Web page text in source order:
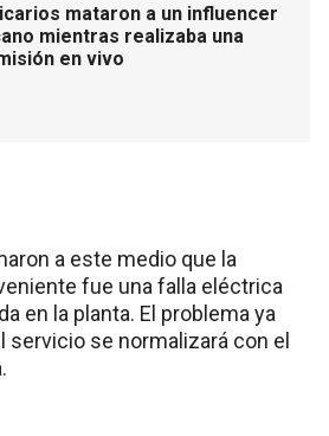
mataron a un influencer
mientras realizaba una
en vivo
a este medio que la
fue una falla eléctrica
en la planta. El problema ya
servicio se normalizará con el